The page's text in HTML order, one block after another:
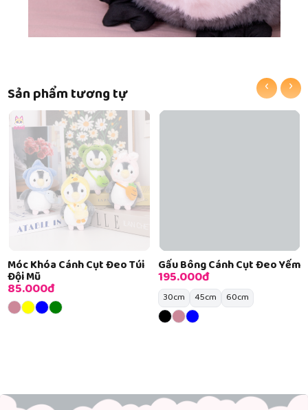
Sản phẩm tương tự
Móc Khóa Cánh Cụt Đeo Túi
Đội Mũ
85.000đ
Gấu Bông Cánh Cụt Đeo Yếm
195.000đ
30cm 45cm 60cm
‹ ›